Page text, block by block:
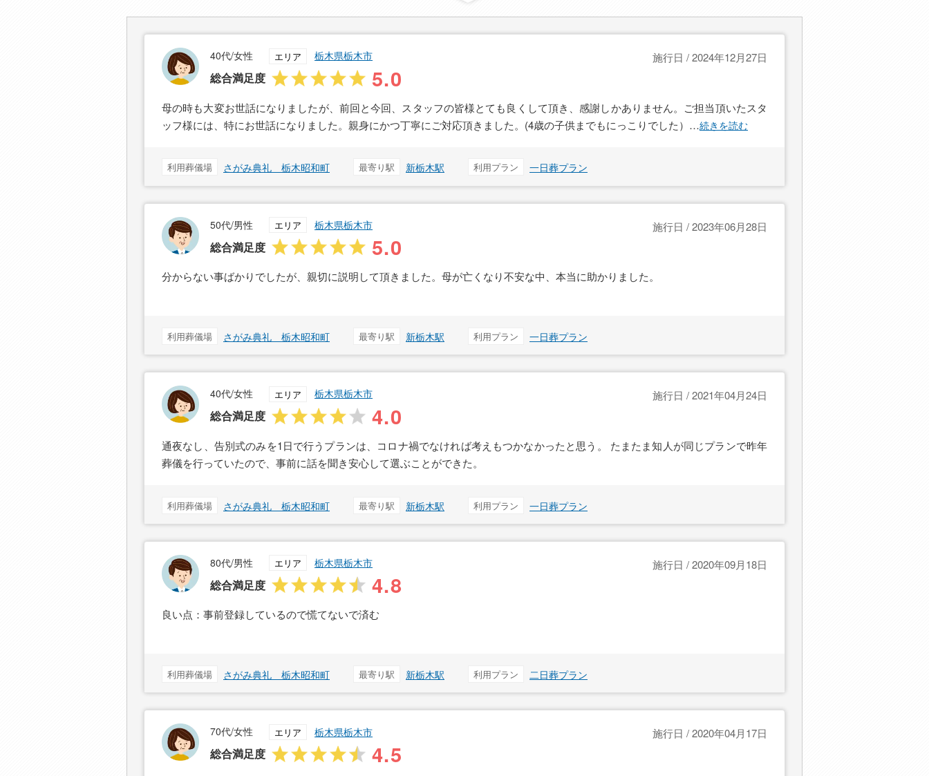
40代/女性 エリア 栃木県栃木市
総合満足度 5.0
施行日 / 2024年12月27日
母の時も大変お世話になりましたが、前回と今回、スタッフの皆様とても良くして頂き、感謝しかありません。ご担当頂いたスタ
ッフ様には、特にお世話になりました。親身にかつ丁寧にご対応頂きました。(4歳の子供までもにっこりでした） …続きを読む
利用葬儀場 さがみ典礼 栃木昭和町 最寄り駅 新栃木駅 利用プラン 一日葬プラン
50代/男性 エリア 栃木県栃木市
総合満足度 5.0
施行日 / 2023年06月28日
分からない事ばかりでしたが、親切に説明して頂きました。母が亡くなり不安な中、本当に助かりました。
利用葬儀場 さがみ典礼 栃木昭和町 最寄り駅 新栃木駅 利用プラン 一日葬プラン
40代/女性 エリア 栃木県栃木市
総合満足度 4.0
施行日 / 2021年04月24日
通夜なし、告別式のみを1日で行うプランは、コロナ禍でなければ考えもつかなかったと思う。 たまたま知人が同じプランで昨年
葬儀を行っていたので、事前に話を聞き安心して選ぶことができた。
利用葬儀場 さがみ典礼 栃木昭和町 最寄り駅 新栃木駅 利用プラン 一日葬プラン
80代/男性 エリア 栃木県栃木市
総合満足度 4.8
施行日 / 2020年09月18日
良い点：事前登録しているので慌てないで済む
利用葬儀場 さがみ典礼 栃木昭和町 最寄り駅 新栃木駅 利用プラン 二日葬プラン
70代/女性 エリア 栃木県栃木市
総合満足度 4.5
施行日 / 2020年04月17日